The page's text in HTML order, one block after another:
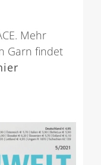
Mehr
Garn findet